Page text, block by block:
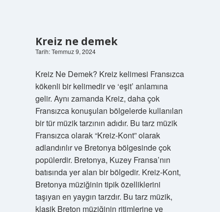
Kreiz ne demek
Tarih: Temmuz 9, 2024
Kreiz Ne Demek? Kreiz kelimesi Fransızca
kökenli bir kelimedir ve ‘eşit’ anlamına
gelir. Aynı zamanda Kreiz, daha çok
Fransızca konuşulan bölgelerde kullanılan
bir tür müzik tarzının adıdır. Bu tarz müzik
Fransızca olarak “Kreiz-Kont” olarak
adlandırılır ve Bretonya bölgesinde çok
popülerdir. Bretonya, Kuzey Fransa’nın
batısında yer alan bir bölgedir. Kreiz-Kont,
Bretonya müziğinin tipik özelliklerini
taşıyan en yaygın tarzdır. Bu tarz müzik,
klasik Breton müziğinin ritimlerine ve